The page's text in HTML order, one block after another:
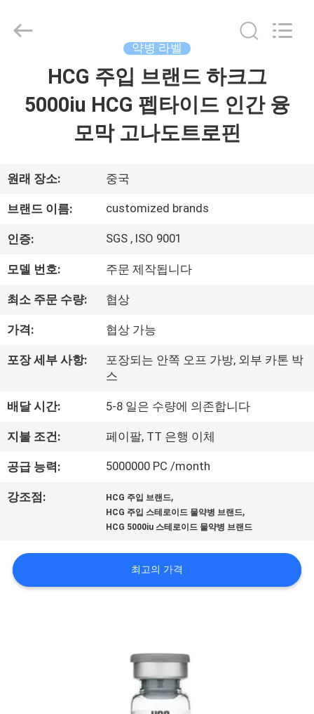
우
리
에
여
장
여
행
질
관
2017
약병 라벨
HCG 주입 브랜드 하크그
5000iu HCG 펩타이드 인간 융
모막 고나도트로핀
원래 장소: 중국
브랜드 이름: customized brands
인증: SGS , ISO 9001
모델 번호: 주문 제작됩니다
최소 주문 수량: 협상
가격: 협상 가능
포장 세부 사항:
포장되는 안쪽 오프 가방, 외부 카톤 박
스
배달 시간: 5-8 일은 수량에 의존합니다
지불 조건: 페이팔, TT 은행 이체
공급 능력: 5000000 PC /month
강조점: HCG 주입 브랜드,
HCG 주입 스테로이드 물약병 브랜드,
HCG 5000iu 스테로이드 물약병 브랜드
최고의 가격